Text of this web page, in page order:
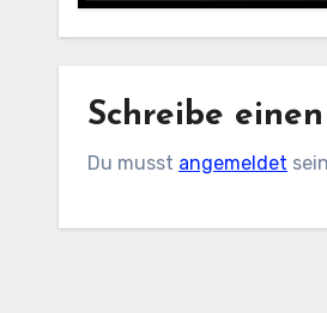
Schreibe
Du musst angemeldet